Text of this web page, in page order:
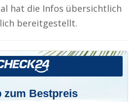
hat die Infos übersichtlich
bereitgestellt.
zum Bestpreis